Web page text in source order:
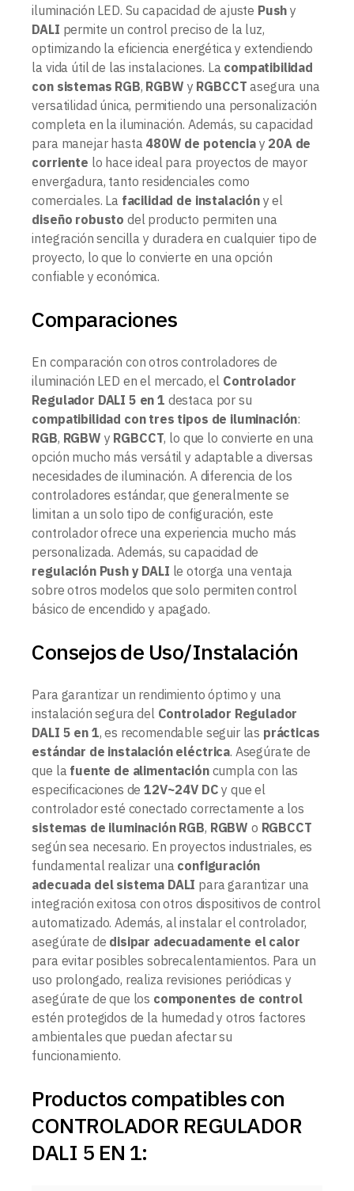
iluminación LED. Su capacidad de ajuste Push y
DALI permite un control preciso de la luz,
optimizando la eficiencia energética y extendiendo
la vida útil de las instalaciones. La compatibilidad
con sistemas RGB, RGBW y RGBCCT asegura una
versatilidad única, permitiendo una personalización
completa en la iluminación. Además, su capacidad
para manejar hasta 480W de potenciay 20A de
corriente lo hace ideal para proyectos de mayor
envergadura, tanto residenciales como
comerciales. La facilidad de instalacióny el
diseño robusto del producto permiten una
integración sencilla y duradera en cualquier tipo de
proyecto, lo que lo convierte en una opción
confiable y económica.
Comparaciones
En comparación con otros controladores de
iluminación LED en el mercado, el Controlador
Regulador DALI 5 en 1 destaca por su
compatibilidad con tres tipos de iluminación:
RGB, RGBW y RGBCCT, lo que lo convierte en una
opción mucho más versátil y adaptable a diversas
necesidades de iluminación. A diferencia de los
controladores estándar, que generalmente se
limitan a un solo tipo de configuración, este
controlador ofrece una experiencia mucho más
personalizada. Además, su capacidad de
regulación Push y DALI le otorga una ventaja
sobre otros modelos que solo permiten control
básico de encendido y apagado.
Consejos de Uso/Instalación
Para garantizar un rendimiento óptimo y una
instalación segura del Controlador Regulador
DALI 5 en 1, es recomendable seguir las prácticas
estándar de instalación eléctrica. Asegúrate de
que la fuente de alimentacióncumpla con las
especificaciones de12V~24V DC y que el
controlador esté conectado correctamente a los
sistemas de iluminación RGB, RGBW o RGBCCT
según sea necesario. En proyectos industriales, es
fundamental realizar una configuración
adecuada del sistema DALI para garantizar una
integración exitosa con otros dispositivos de control
automatizado. Además, al instalar el controlador,
asegúrate de disipar adecuadamente el calor
para evitar posibles sobrecalentamientos. Para un
uso prolongado, realiza revisiones periódicas y
asegúrate de que los componentes de control
estén protegidos de la humedad y otros factores
ambientales que puedan afectar su
funcionamiento.
Productos compatibles con
CONTROLADOR REGULADOR
DALI 5 EN 1: